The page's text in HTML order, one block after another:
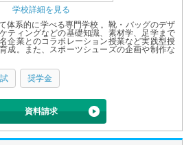
学校詳細を見る
体系的に学べる専門学校 。靴・バッグのデザ
ティングなどの基礎知識、素材学、足学まで
企業とのコラボレーション授業など実践型授
成。また、スポーツシューズの企画や制作な
奨学金
資料請求